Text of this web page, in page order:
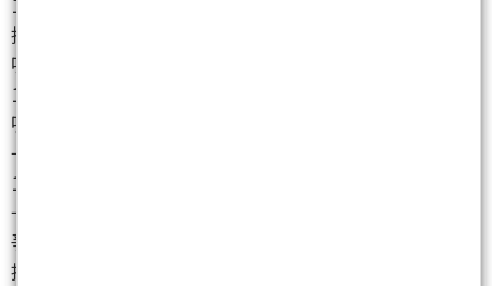
推 hectorbibby : 準備大V 謝謝博士 12/10 11:36
噓 MyloveZoey : 在急什麼 GB200還沒有出貨 12/10
11:38
噓 pilen185 : 嘴巴講 讚 12/10 11:39
→ TroyeSivan : 笑死 還在gb200還沒有出貨 12/10
11:40
→ othen : 這個月才出貨啦，不過鴻海股價爛也是不
爭的事實 12/10 11:41
推 lolpklol0975: